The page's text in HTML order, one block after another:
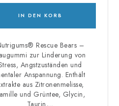
IN DEN KORB
Rescue Bears –
zur Linderung von
Angstzuständen und
Anspannung. Enthält
aus Zitronenmelisse,
und Grüntee, Glycin,